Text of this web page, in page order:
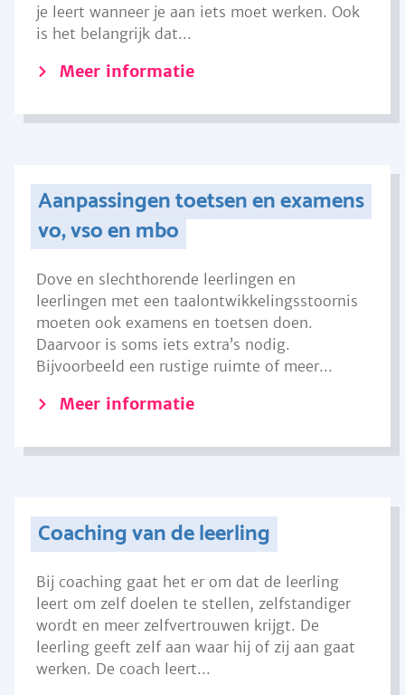
je leert wanneer je aan iets moet werken. Ook
is het belangrijk dat...
Meer informatie
Aanpassingen toetsen en examens
vo, vso en mbo
Dove en slechthorende leerlingen en
leerlingen met een taalontwikkelingsstoornis
moeten ook examens en toetsen doen.
Daarvoor is soms iets extra’s nodig.
Bijvoorbeeld een rustige ruimte of meer...
Meer informatie
Coaching van de leerling
Bij coaching gaat het er om dat de leerling
leert om zelf doelen te stellen, zelfstandiger
wordt en meer zelfvertrouwen krijgt. De
leerling geeft zelf aan waar hij of zij aan gaat
werken. De coach leert...